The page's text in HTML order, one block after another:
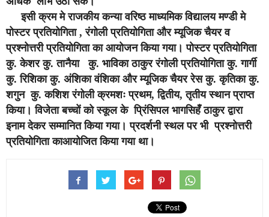
इसी क्रम मे राजकीय कन्या वरिष्ठ माध्यमिक विद्यालय मण्डी मे
पोस्टर प्रतियोगिता , रंगोली प्रतियोगिता और म्यूजिक चैयर व
प्रश्नोत्तरी प्रतियोगिता का आयोजन किया गया। पोस्टर प्रतियोगिता
कु. केशर कु. तानैया कु. भाविका ठाकुर रंगोली प्रतियोगिता कु. गार्गी
कु. रिशिका कु. अंशिका वंशिका और म्यूजिक चैयर रेस कु. कृतिका कु.
शगुन कु. कशिश रंगोली क्रमशः प्रथम, द्वितीय, तृतीय स्थान प्राप्त
किया। विजेता बच्चों को स्कूल के प्रिंसिपल भागसिहँ ठाकुर द्वारा
इनाम देकर सम्मानित किया गया। प्रदर्शनी स्थल पर भी प्रश्नोत्तरी
प्रतियोगिता काआयोजित किया गया था।